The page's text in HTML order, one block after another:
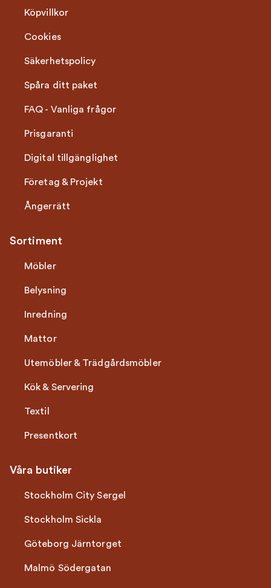
Köpvillkor
Cookies
Säkerhetspolicy
Spåra ditt paket
FAQ - Vanliga frågor
Prisgaranti
Digital tillgänglighet
Företag & Projekt
Ångerrätt
Sortiment
Möbler
Belysning
Inredning
Mattor
Utemöbler & Trädgårdsmöbler
Kök & Servering
Textil
Presentkort
Våra butiker
Stockholm City Sergel
Stockholm Sickla
Göteborg Järntorget
Malmö Södergatan